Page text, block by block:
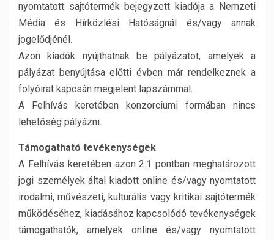
nyomtatott sajtótermék bejegyzett kiadója a Nemzeti
Média és Hírközlési Hatóságnál és/vagy annak
jogelődjénél.
Azon kiadók nyújthatnak be pályázatot, amelyek a
pályázat benyújtása előtti évben már rendelkeznek a
folyóirat kapcsán megjelent lapszámmal.
A Felhívás keretében konzorciumi formában nincs
lehetőség pályázni.
Támogatható tevékenységek
A Felhívás keretében azon 2.1 pontban meghatározott
jogi személyek által kiadott online és/vagy nyomtatott
irodalmi, művészeti, kulturális vagy kritikai sajtótermék
működéséhez, kiadásához kapcsolódó tevékenységek
támogathatók, amelyek online és/vagy nyomtatott